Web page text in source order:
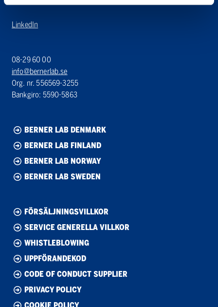
LinkedIn
08-29 60 00
info@bernerlab.se
Org. nr. 556569-3255
Bankgiro: 5590-5863
BERNER LAB DENMARK
BERNER LAB FINLAND
BERNER LAB NORWAY
BERNER LAB SWEDEN
FÖRSÄLJNINGSVILLKOR
SERVICE GENERELLA VILLKOR
WHISTLEBLOWING
UPPFÖRANDEKOD
CODE OF CONDUCT SUPPLIER
PRIVACY POLICY